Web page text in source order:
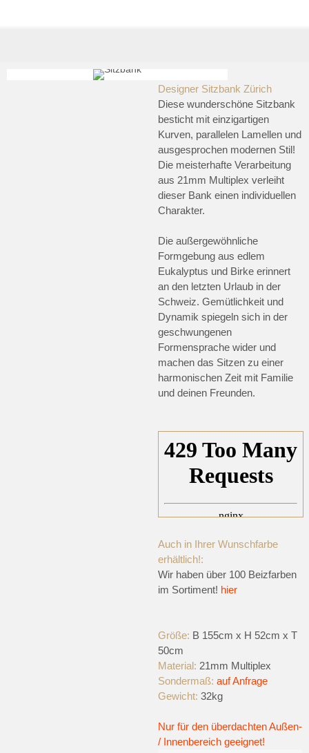
Designer Sitzbank Zürich
Diese wunderschöne Sitzbank
besticht mit einzigartigen
Kurven, parallelen Lamellen und
ausgesprochen modernen Stil!
Die meisterhafte Verarbeitung
aus 21mm Multiplex verleiht
dieser Bank einen individuellen
Charakter.
Die außergewöhnliche
Formgebung aus edlem
Eukalyptus und Birke erinnert
an den letzten Urlaub in der
Schweiz. Gemütlichkeit und
Dynamik spiegeln sich in der
geschwungenen
Formensprache wider und
machen das Sitzen zu einer
harmonischen Zeit mit Familie
und deinen Freunden.
Auch in Ihrer Wunschfarbe
erhältlich!:
Wir haben über 100 Beizfarben
im Sortiment! hier
Größe: B 155cm x H 52cm x T
50cm
Material: 21mm Multiplex
Sondermaß: auf Anfrage
Gewicht: 32kg
Nur für den überdachten Außen-
/ Innenbereich geeignet!